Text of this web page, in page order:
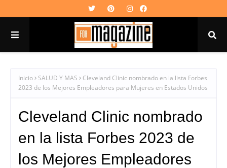
Inicio SALUD Y MAS
Cleveland Clinic nombrado en la lista Forbes
2023 de los Mejores Empleadores para Mujeres en Estados Unidos
Cleveland Clinic nombrado
en la lista Forbes 2023 de
los Mejores Empleadores